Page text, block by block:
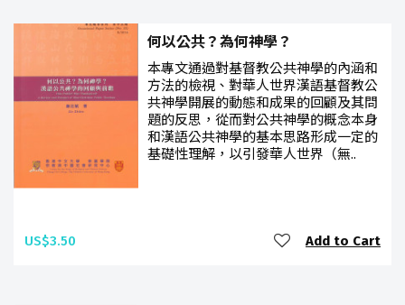
何以公共？為何神學？
本專文通過對基督教公共神學的內涵和
方法的檢視、對華人世界漢語基督教公
共神學開展的動態和成果的回顧及其問
題的反思，從而對公共神學的概念本身
和漢語公共神學的基本思路形成一定的
基礎性理解，以引發華人世界（無..
US$3.50 Add to Cart